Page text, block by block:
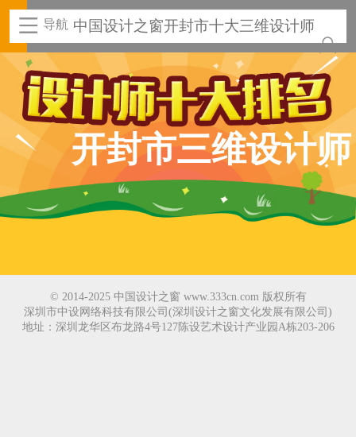
导航 中国设计之窗开封市十大三维设计师
开封市三维设计师
© 2014-2025 中国设计之窗 www.333cn.com 版权所有
深圳市中设网络科技有限公司(深圳设计之窗文化发展有限公司)
地址：深圳龙华区布龙路4号127陈设艺术设计产业园A栋203-206